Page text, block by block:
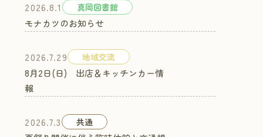
2026.8.1 真岡図書館
モナカツのお知らせ
2026.7.29 地域交流
8月2日(日) 出店＆キッチンカー情
報
2026.7.3 共通